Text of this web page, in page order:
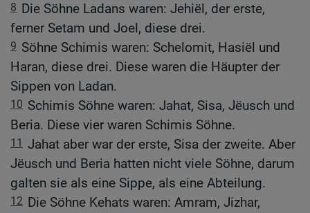
8 Die Söhne Ladans waren: Jehiël, der erste,
ferner Setam und Joel, diese drei.
9 Söhne Schimis waren: Schelomit, Hasiël und
Haran, diese drei. Diese waren die Häupter der
Sippen von Ladan.
10 Schimis Söhne waren: Jahat, Sisa, Jëusch und
Beria. Diese vier waren Schimis Söhne.
11 Jahat aber war der erste, Sisa der zweite. Aber
Jëusch und Beria hatten nicht viele Söhne, darum
galten sie als eine Sippe, als eine Abteilung.
12 Die Söhne Kehats waren: Amram, Jizhar,